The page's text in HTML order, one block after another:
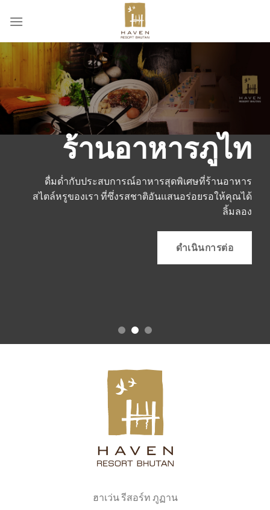
เนื้อหา
ร้านอาหารภูไท
ดื่มด่ำกับประสบการณ์อาหารสุดพิเศษที่ร้านอาหาร
สไตล์หรูของเรา ที่ซึ่งรสชาติอันแสนอร่อยรอให้คุณได้
ลิ้มลอง
ดำเนินการต่อ
ฮาเว่น รีสอร์ท ภูฏาน